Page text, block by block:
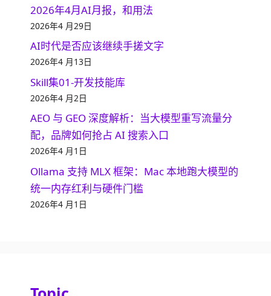
2026年4月AI月报，和用法
2026年4 月29日
AI时代是否应该继续手搓文字
2026年4 月13日
Skill集01-开发技能库
2026年4 月2日
AEO 与 GEO 深度解析：当大模型重写流量分
配，品牌如何抢占 AI 搜索入口
2026年4 月1日
Ollama 支持 MLX 框架：Mac 本地跑大模型的
统一内存红利与硬件门槛
2026年4 月1日